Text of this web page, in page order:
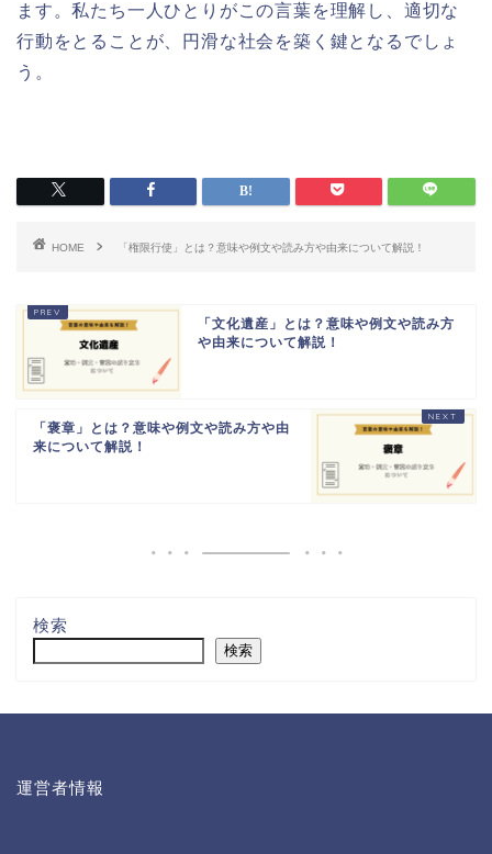
ます。私たち一人ひとりがこの言葉を理解し、適切な
行動をとることが、円滑な社会を築く鍵となるでしょ
う。
HOME 「権限行使」とは？意味や例文や読み方や由来について解説！
「文化遺産」とは？意味や例文や読み方
や由来について解説！
「褒章」とは？意味や例文や読み方や由
来について解説！
検索
検索
運営者情報